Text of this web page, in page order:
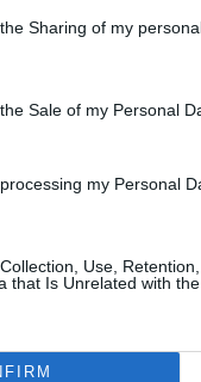
Sharing of my
Sale of my Personal
my Personal
Use,
that Is Unrelated with